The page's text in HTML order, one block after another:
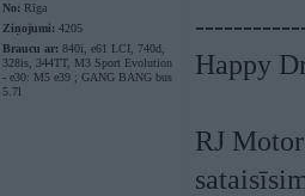
No: Rīga
Ziņojumi: 4205
Braucu ar: 840i, e61 LCI, 740d,
328is, 344TT, M3 Sport Evolution
- e30: M5 e39 ; GANG BANG bus
5.7l
Happy
RJ